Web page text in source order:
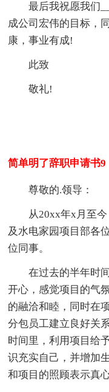
最后我祝愿我们
成公司宏伟的目标，
康，事业有成!
此致
敬礼!
简单明了辞职申请书9
尊敬的.领导：
从20xx年x月至
及水电家园项目部各
位同事。
在过去的半年时
开心，感觉项目的气
的融洽和睦，同时在
分包员工建立良好关
时间里，利用项目给
识充实自己，并增加
和项目的照顾表示真